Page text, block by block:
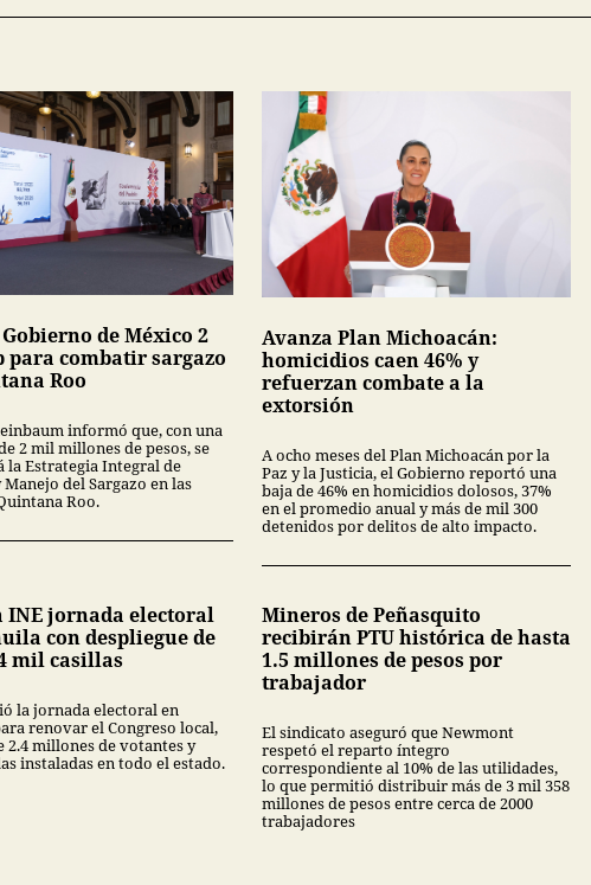
de México 2
para combatir sargazo
Roo
informó que, con una
2 mil millones de pesos, se
la Estrategia Integral de
del Sargazo en las
Roo.
Avanza Plan Michoacán:
homicidios caen 46% y
refuerzan combate a la
extorsión
A ocho meses del Plan Michoacán por la
Paz y la Justicia, el Gobierno reportó una
baja de 46% en homicidios dolosos, 37%
en el promedio anual y más de mil 300
detenidos por delitos de alto impacto.
INE jornada electoral
con despliegue de
mil casillas
la jornada electoral en
renovar el Congreso local,
2.4 millones de votantes y
instaladas en todo el estado.
Mineros de Peñasquito
recibirán PTU histórica de hasta
1.5 millones de pesos por
trabajador
El sindicato aseguró que Newmont
respetó el reparto íntegro
correspondiente al 10% de las utilidades,
lo que permitió distribuir más de 3 mil 358
millones de pesos entre cerca de 2000
trabajadores